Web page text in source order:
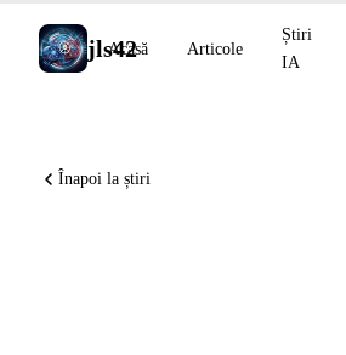
jls42
Acasă Articole
Știri
IA
Înapoi la știri